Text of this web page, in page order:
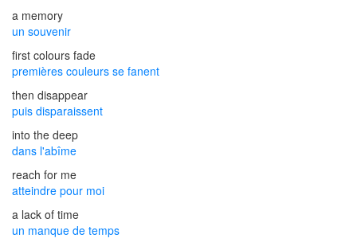
a memory
un souvenir
first colours fade
premières couleurs se fanent
then disappear
puis disparaissent
into the deep
dans l'abîme
reach for me
atteindre pour moi
a lack of time
un manque de temps